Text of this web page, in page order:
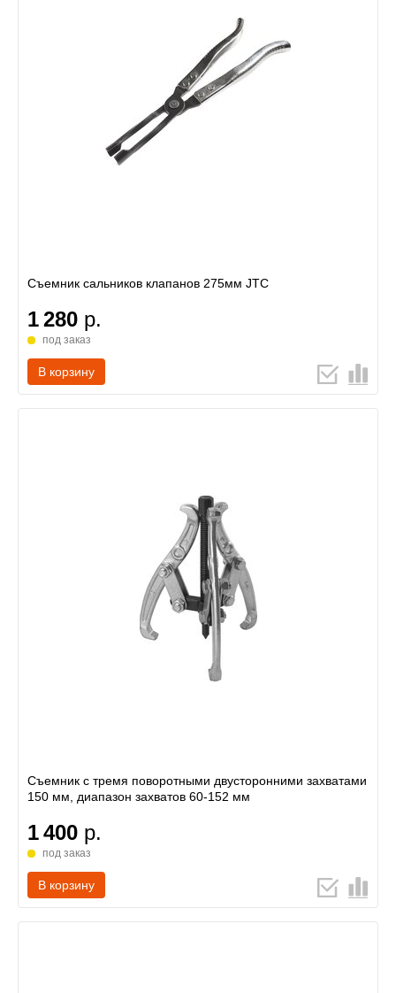
Съемник сальников клапанов 275мм JTC
1 280 р.
под заказ
В корзину
Съемник с тремя поворотными двусторонними захватами
150 мм, диапазон захватов 60-152 мм
1 400 р.
под заказ
В корзину